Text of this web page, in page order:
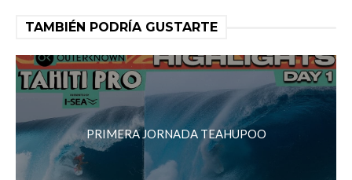
TAMBIÉN PODRÍA GUSTARTE
PRIMERA JORNADA TEAHUPOO